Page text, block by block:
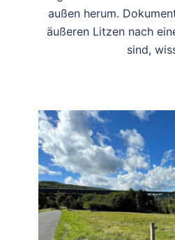
außen herum.
äußeren Litzen nach
sind,